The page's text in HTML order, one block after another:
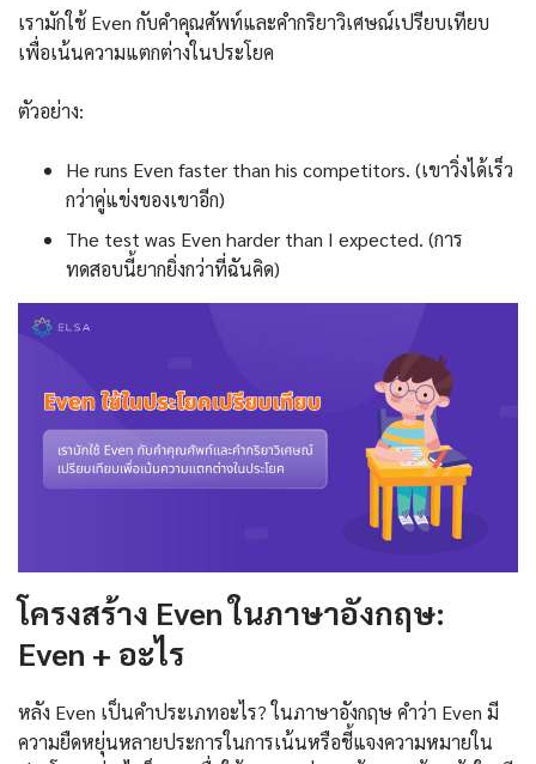
เรามักใช้ Even กับคำคุณศัพท์และคำกริยาวิเศษณ์เปรียบเทียบ
เพื่อเน้นความแตกต่างในประโยค
ตัวอย่าง:
He runs Even faster than his competitors. (เขาวิ่งได้เร็ว
กว่าคู่แข่งของเขาอีก)
The test was Even harder than I expected. (การ
ทดสอบนี้ยากยิ่งกว่าที่ฉันคิด)
โครงสร้าง Even ในภาษาอังกฤษ:
Even + อะไร
หลัง Even เป็นคำประเภทอะไร? ในภาษาอังกฤษ คำว่า Even มี
ความยืดหยุ่นหลายประการในการเน้นหรือชี้แจงความหมายใน